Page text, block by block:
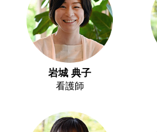
岩城 典子
看護師